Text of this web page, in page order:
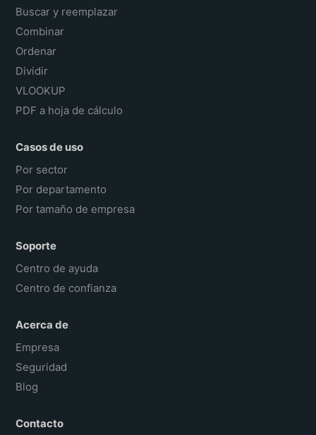
Buscar y reemplazar
Combinar
Ordenar
Dividir
VLOOKUP
PDF a hoja de cálculo
Casos de uso
Por sector
Por departamento
Por tamaño de empresa
Soporte
Centro de ayuda
Centro de confianza
Acerca de
Empresa
Seguridad
Blog
Contacto